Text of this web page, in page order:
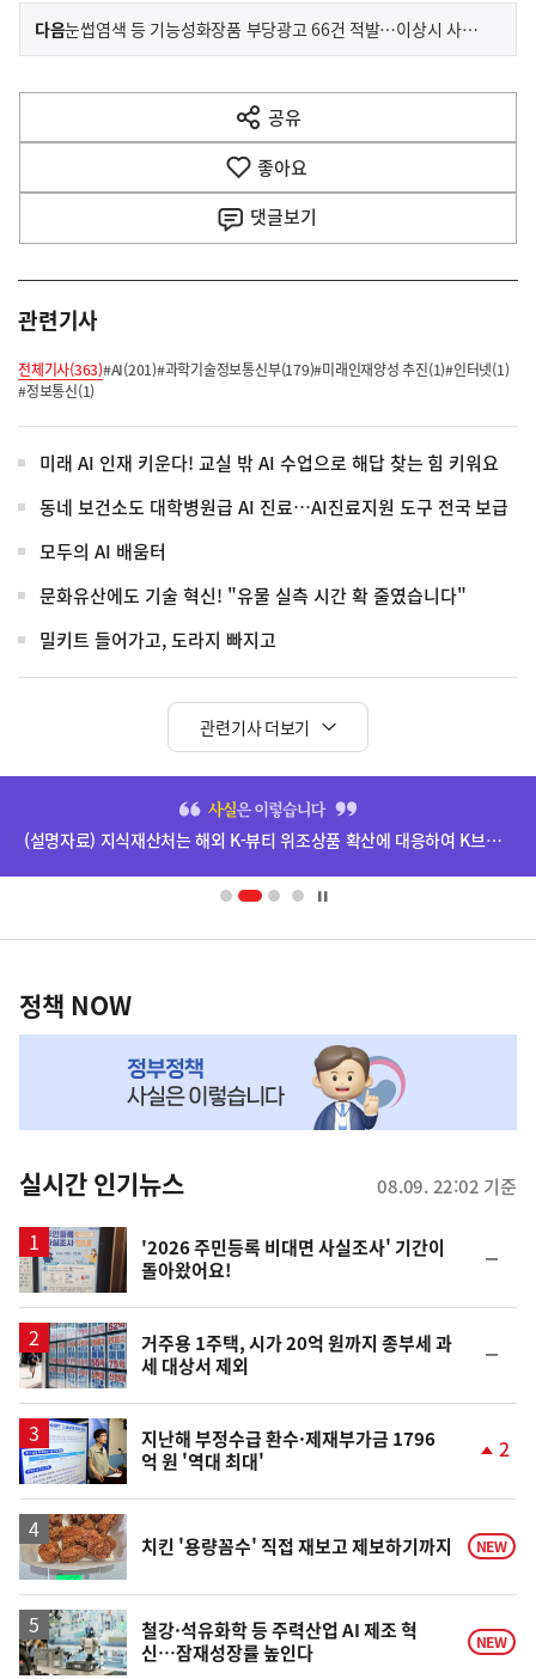
이
전
다
음
다음기
눈썹염색 등 기능성화장품 부당광고 66건 적발…이상시 사용 중단
공유
열
기
좋아요
댓글보기
관련기사
전체기사(363)#AI(201)#과학기술정보통신부(179)#미래인재양성 추진(1)#인터넷(1)
#정보통신(1)
미래 AI 인재 키운다! 교실 밖 AI 수업으로 해답 찾는 힘 키워요
동네 보건소도 대학병원급 AI 진료…AI진료지원 도구 전국 보급
모두의 AI 배움터
문화유산에도 기술 혁신! "유물 실측 시간 확 줄였습니다"
밀키트 들어가고, 도라지 빠지고
관련기사 더보기
영
(설명자료) 지식재산처는 해외 K-뷰티 위조상품 확산에 대응하여 K브랜드 정부인증, 유통차단, 국제공조까지 K-브랜드 보호를 강화하고 있습니다.
책
NOW,
뉴
스
정책 NOW
실시간 인기뉴스 08.09. 22:02 기준
'2026 주민등록 비대면 사실조사' 기간이
돌아왔어요!
일
거주용 1주택, 시가 20억 원까지 종부세 과
세 대상서 제외
일
지난해 부정수급 환수·제재부가금 1796
억 원 '역대 최대'
상
승
2
치킨 '용량꼼수' 직접 재보고 제보하기까지 NEW
철강·석유화학 등 주력산업 AI 제조 혁
신…잠재성장률 높인다
NEW